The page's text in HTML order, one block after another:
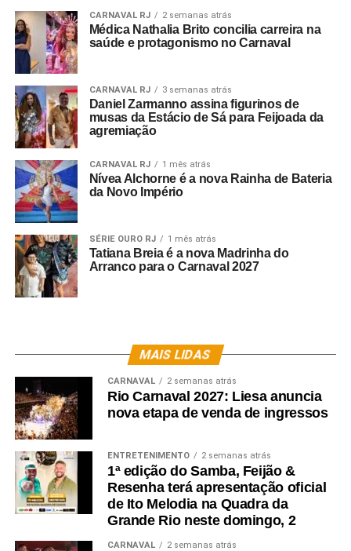
A volta do Samba na Serrinha marca o retorno de um
evento que não acontece desde fevereiro de 2020,
Fotos: Cris Vicente
CARNAVAL RJ 2 semanas atrás
Médica Nathalia Brito concilia carreira na
saúde e protagonismo no Carnaval
CARNAVAL RJ 3 semanas atrás
Daniel Zarmanno assina figurinos de
musas da Estácio de Sá para Feijoada da
agremiação
CARNAVAL RJ 1 mês atrás
Nívea Alchorne é a nova Rainha de Bateria
da Novo Império
SÉRIE OURO RJ 1 mês atrás
Tatiana Breia é a nova Madrinha do
Arranco para o Carnaval 2027
MAIS LIDAS
CARNAVAL 2 semanas atrás
Rio Carnaval 2027: Liesa anuncia
nova etapa de venda de ingressos
ENTRETENIMENTO 2 semanas atrás
1ª edição do Samba, Feijão &
Resenha terá apresentação oficial
de Ito Melodia na Quadra da
Grande Rio neste domingo, 2
CARNAVAL 2 semanas atrás